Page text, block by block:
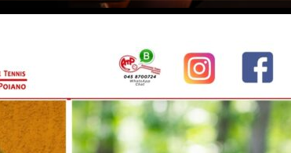
dal 1983 a Verona